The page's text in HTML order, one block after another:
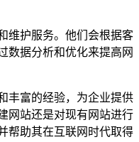
维护服务。他们会根据客
数据分析和优化来提高网
丰富的经验，为企业提供
网站还是对现有网站进行
帮助其在互联网时代取得